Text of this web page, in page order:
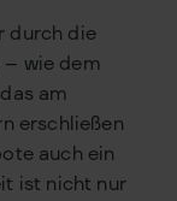
durch die
– wie dem
am
erschließen
auch ein
ist nicht nur